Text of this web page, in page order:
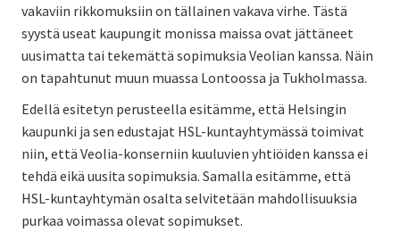
vakaviin rikkomuksiin on tällainen vakava virhe. Tästä
syystä useat kaupungit monissa maissa ovat jättäneet
uusimatta tai tekemättä sopimuksia Veolian kanssa. Näin
on tapahtunut muun muassa Lontoossa ja Tukholmassa.
Edellä esitetyn perusteella esitämme, että Helsingin
kaupunki ja sen edustajat HSL-kuntayhtymässä toimivat
niin, että Veolia-konserniin kuuluvien yhtiöiden kanssa ei
tehdä eikä uusita sopimuksia. Samalla esitämme, että
HSL-kuntayhtymän osalta selvitetään mahdollisuuksia
purkaa voimassa olevat sopimukset.